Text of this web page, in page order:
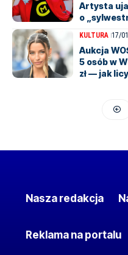
Artysta
o
KULTURA 17/
Aukcja
5 osób w
zł — jak
Nasza redakcja
Reklama na portalu